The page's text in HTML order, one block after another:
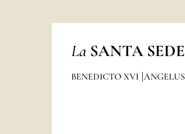
La SANTA SEDE
BENEDICTO XVI ANGELUS